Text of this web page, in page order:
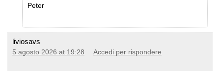
Peter
liviosavs
5 agosto 2026 at 19:28 Accedi per rispondere